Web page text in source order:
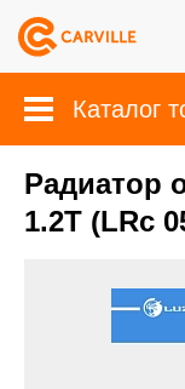
Каталог
Радиатор
1.2T (LRc